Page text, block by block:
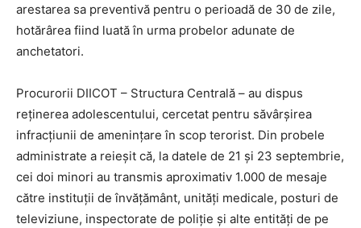
arestarea sa preventivă pentru o perioadă de 30 de zile,
hotărârea fiind luată în urma probelor adunate de
anchetatori.
Procurorii DIICOT – Structura Centrală – au dispus
reținerea adolescentului, cercetat pentru săvârșirea
infracțiunii de amenințare în scop terorist. Din probele
administrate a reieșit că, la datele de 21 și 23 septembrie,
cei doi minori au transmis aproximativ 1.000 de mesaje
către instituții de învățământ, unități medicale, posturi de
televiziune, inspectorate de poliție și alte entități de pe